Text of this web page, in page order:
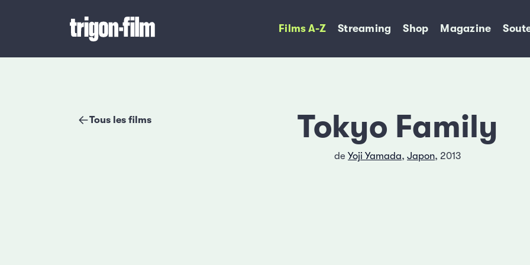
Films A-Z Streaming Shop Magazine
Tous les films Tokyo Family
de Yoji Yamada, Japon, 2013